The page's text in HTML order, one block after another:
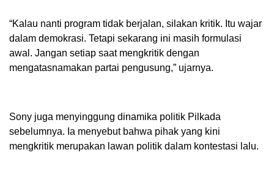
“Kalau nanti program tidak berjalan, silakan kritik. Itu wajar
dalam demokrasi. Tetapi sekarang ini masih formulasi
awal. Jangan setiap saat mengkritik dengan
mengatasnamakan partai pengusung,” ujarnya.
Sony juga menyinggung dinamika politik Pilkada
sebelumnya. Ia menyebut bahwa pihak yang kini
mengkritik merupakan lawan politik dalam kontestasi lalu.